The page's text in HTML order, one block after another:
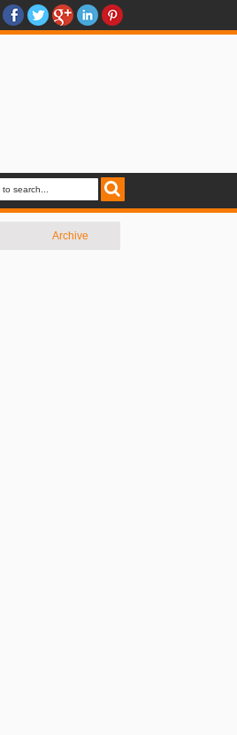
Archive